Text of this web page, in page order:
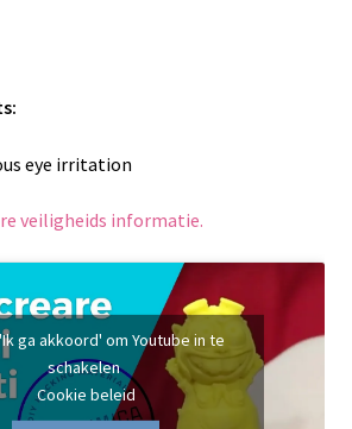
eye irritation
veiligheids informatie.
ga akkoord' om Youtube in te
schakelen
Cookie beleid